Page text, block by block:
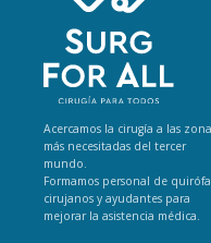
Acercamos la cirugía a las
más necesitadas del tercer
mundo.
Formamos personal de
cirujanos y ayudantes para
mejorar la asistencia médica.